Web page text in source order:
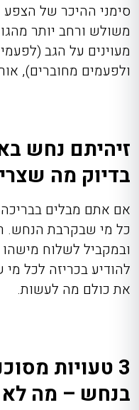
סימני ההיכר של
משולש ורחב יותר
מעוינים על הגב
ולפעמים מחוברים), אורך של
זיהיתם נחש
בדיוק מה
אם אתם מבלים בבריכה
כל מי שבקרבת הנחש.
ובמקביל לשלוח
להודיע בכריזה לכל
את כולם מה לעשות.
3 טעויות
בנחש – מה